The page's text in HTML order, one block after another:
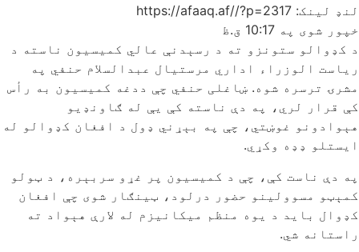
لنډ لینک: https://afaaq.af//?p=2317
خپور شوی په 10:17 ق.ظ
د کډوالو ستونزو ته د رسېدنې عالي کمیسیون ناسته د
ریاست الوزراء اداري مرستیال عبدالسلام حنفي په
مشرۍ ترسره شوه. ښاغلی حنفي چې ددغه کمیسیون به رأس
کې قرار لري، په دې ناسته کې یې له ګاونډیو
هېوادونو غوښتي، چې په بېړني ډول د افغان کډوالو له
ایستلو ډډه وکړي.
په دې ناست کې، چې د کمیسیون پر غړو سربېره، د ټولو
کمېټو مسوولینو حضور درلود، ټینګار شوی چې افغان
کډوال باید د یوه منظم میکانیزم له لارې هېواد ته
راستانه شي.